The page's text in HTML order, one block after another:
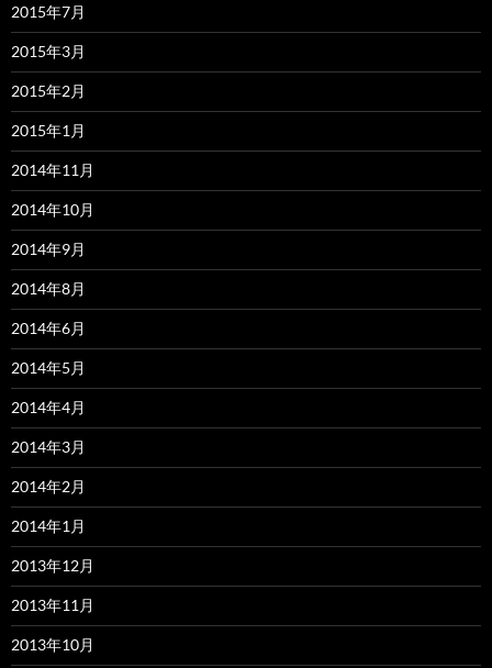
2015年7月
2015年3月
2015年2月
2015年1月
2014年11月
2014年10月
2014年9月
2014年8月
2014年6月
2014年5月
2014年4月
2014年3月
2014年2月
2014年1月
2013年12月
2013年11月
2013年10月